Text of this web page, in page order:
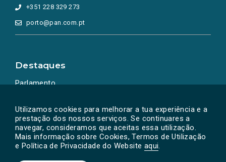
Utilizamos cookies para melhorar a tua experiência e a
prestação dos nossos serviços. Se continuares a
navegar, consideramos que aceitas essa utilização.
Mais informação sobre Cookies, Termos de Utilização
e Política de Privacidade do Website aqui.
+351 228 329 273
porto@pan.com.pt
Destaques
Parlamento